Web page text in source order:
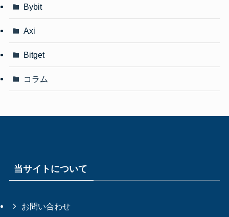
Bybit
Axi
Bitget
コラム
当サイトについて
お問い合わせ